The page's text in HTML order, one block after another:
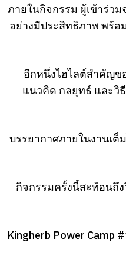
ภายในกิจกรรม ผู้เข้าร่ว
อย่างมีประสิทธิภาพ พร้อ
อีกหนึ่งไฮไลต์สำคัญข
แนวคิด กลยุทธ์ และวิ
บรรยากาศภายในงานเ
กิจกรรมครั้งนี้สะท้อนถึ
Kingherb Power